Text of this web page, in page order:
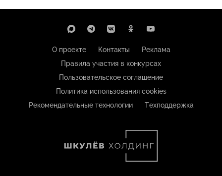
О проекте Контакты
Реклама
Правила участия в конкурсах
Пользовательское соглашение
Политика использования cookies
Рекомендательные технологии
Техподдержка